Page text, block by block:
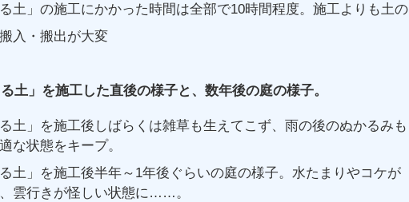
る土」の施工にかかった時間は全部で10時間程度。施工よりも土の
入・搬出が大変
土」を施工した直後の様子と、数年後の庭の様子。
る土」を施工後しばらくは雑草も生えてこず、雨の後のぬかるみも
な状態をキープ。
る土」を施工後半年～1年後ぐらいの庭の様子。水たまりやコケが
雲行きが怪しい状態に……。